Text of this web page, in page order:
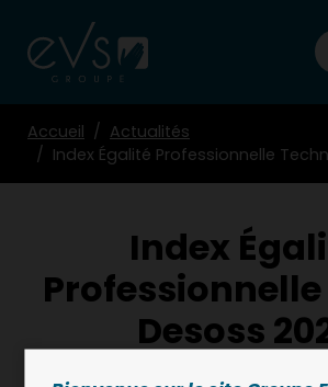
Accueil
Actualités
Index Égalité Professionnelle
Index
Desoss